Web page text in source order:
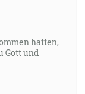
hatten,
Gott und